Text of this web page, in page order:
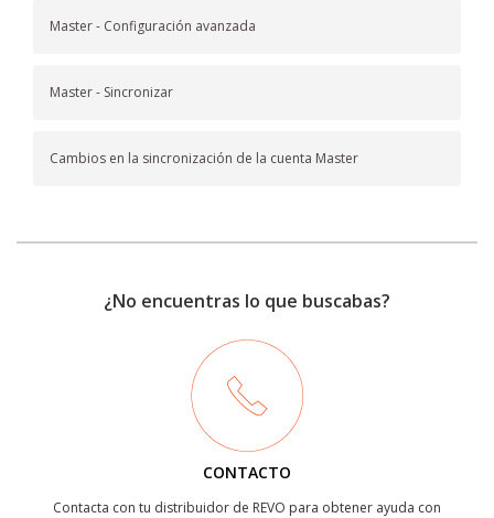
Master - Configuración avanzada
Master - Sincronizar
Cambios en la sincronización de la cuenta Master
¿No encuentras lo que buscabas?
CONTACTO
Contacta con tu distribuidor de REVO para obtener ayuda con